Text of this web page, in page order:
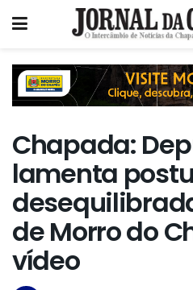
Chapada:
lamenta
de Morro do
vídeo